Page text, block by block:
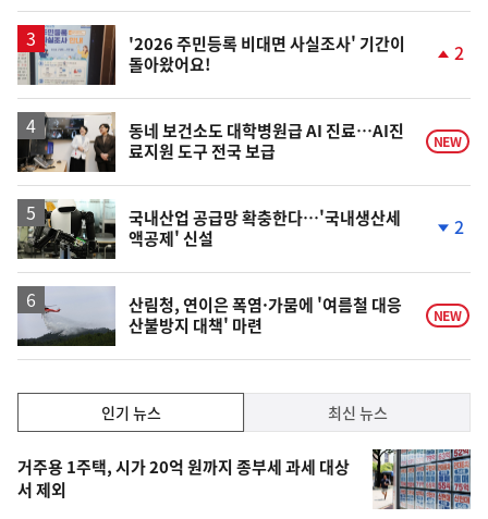
일
'2026 주민등록 비대면 사실조사' 기간이
돌아왔어요!
상
승
2
동네 보건소도 대학병원급 AI 진료…AI진
료지원 도구 전국 보급
NEW
국내산업 공급망 확충한다…'국내생산세
액공제' 신설
하
락
2
산림청, 연이은 폭염·가뭄에 '여름철 대응
산불방지 대책' 마련
NEW
기,
최
신,
인기 뉴스 최신 뉴스
기
뉴
거주용 1주택, 시가 20억 원까지 종부세 과세 대상
서 제외